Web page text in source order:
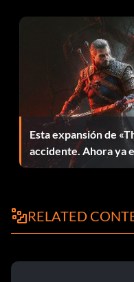
Esta expansión de
accidente. Ahora ya
RELATED